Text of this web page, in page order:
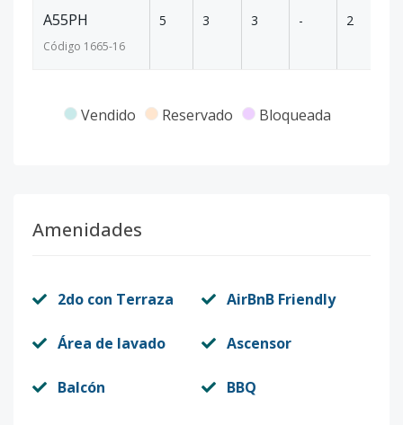
A55PH
Código 1665-16
5 3 3 - 2
Vendido Reservado Bloqueada
Amenidades
2do con Terraza AirBnB Friendly
Área de lavado Ascensor
Balcón BBQ